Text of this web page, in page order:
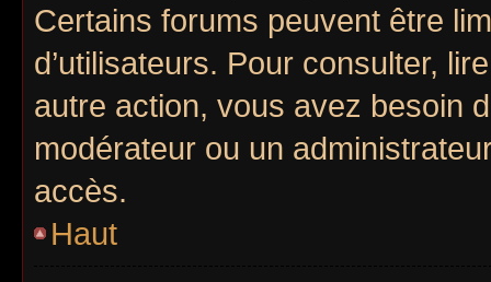
Certains forums peuvent être
d’utilisateurs. Pour consulter,
autre action, vous avez besoin
modérateur ou un
accès.
Haut